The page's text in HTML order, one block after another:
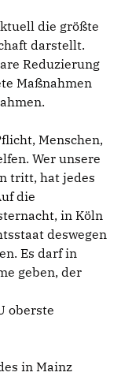
die größte
darstellt.
Reduzierung
Maßnahmen
Menschen,
Wer unsere
tritt, hat jedes
die
in Köln
deswegen
Es darf in
geben, der
oberste
in Mainz